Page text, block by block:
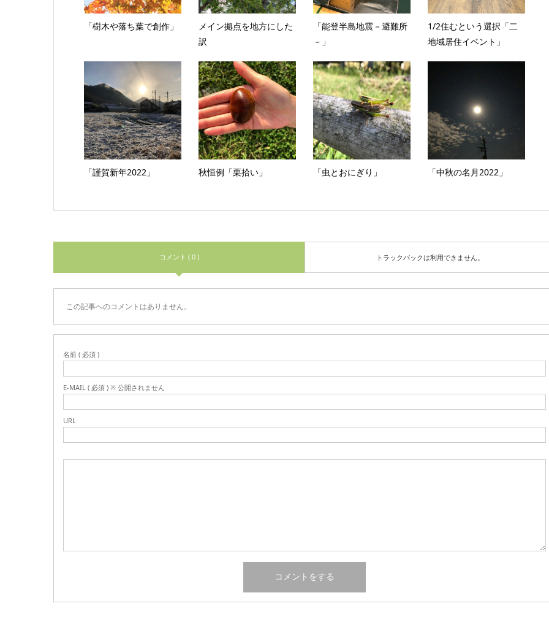
「樹木や落ち葉で創作」
メイン拠点を地方にした
訳
「能登半島地震－避難所
－」
1/2住むという選択「二
地域居住イベント」
「謹賀新年2022」 秋恒例「栗拾い」 「虫とおにぎり」 「中秋の名月2022」
コメント ( 0 ) トラックバックは利用できません。
この記事へのコメントはありません。
名前 ( 必須 )
E-MAIL ( 必須 ) ※ 公開されません
URL